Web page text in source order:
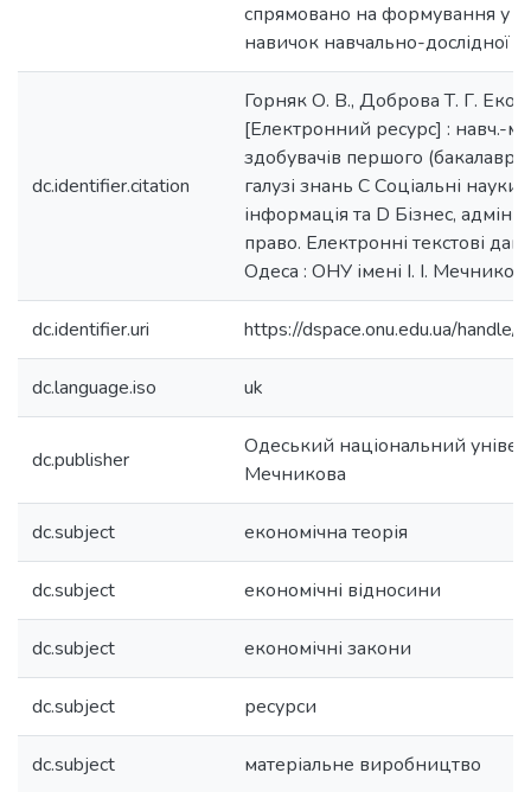
спрямовано на формування у
навичок навчально-дослідної
dc.identifier.citation
Горняк О. В., Доброва Т. Г.
[Електронний ресурс] : навч.-
здобувачів першого
галузі знань С Соціальні
інформація та D Бізнес,
право. Електронні текстові
Одеса : ОНУ імені І. І.
dc.identifier.uri https://dspace.onu.edu.ua/
dc.language.iso uk
dc.publisher
Одеський національний
Мечникова
dc.subject економічна теорія
dc.subject економічні відносини
dc.subject економічні закони
dc.subject ресурси
dc.subject матеріальне виробництво